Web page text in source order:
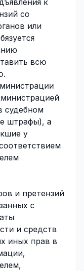
к
со
или
всю
судебном
штрафы), а
у
и претензий
с
и средств
иных прав в